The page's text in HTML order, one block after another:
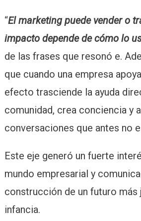
“El marketing puede vender o
impacto depende de cómo lo
de las frases que resonó e.
que cuando una empresa
efecto trasciende la ayuda
comunidad, crea conciencia y
conversaciones que antes no
Este eje generó un fuerte
mundo empresarial y
construcción de un futuro más
infancia.